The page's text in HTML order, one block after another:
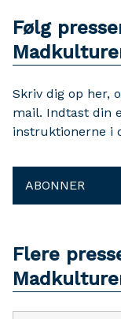
Følg
Skriv dig op her,
mail. Indtast din
instruktionerne i
ABONNER
Flere